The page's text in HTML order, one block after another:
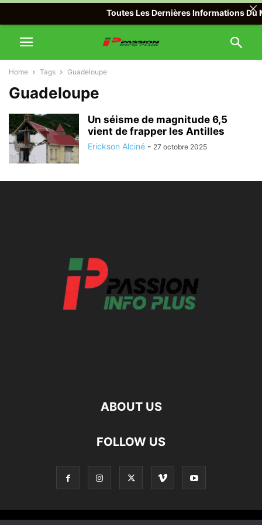
Home Tags Guadeloupe
Guadeloupe
Un séisme de magnitude 6,5
vient de frapper les Antilles
Erickson Alciné - 27 octobre 2025
ABOUT US
FOLLOW US
Toutes Les Dernières Informations Du